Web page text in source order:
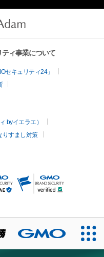
ィ事業について
セキュリティ24」
byイエラエ）
りすまし対策